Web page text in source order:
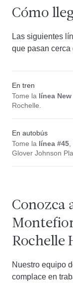
Cómo
Las siguientes
que pasan
En tren
Tome la línea New
Rochelle.
En autobús
Tome la línea #45
Glover Johnson
Conozca
Rochelle
Nuestro equipo
complace en